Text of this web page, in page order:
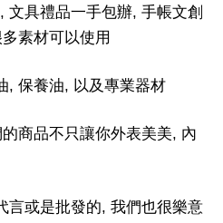
文具禮品一手包辦, 手帳文創
素材可以使用
, 保養油, 以及專業器材
商品不只讓你外表美美, 內
言或是批發的, 我們也很樂意